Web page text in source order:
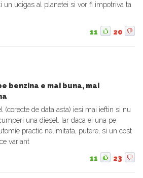
un ucigas al planetei si vor fi impotriva ta
11 20
benzina e mai buna, mai
(corecte de data asta) iesi mai ieftin si nu
una diesel. Iar daca ei una pe
practic nelimitata, putere, si un cost
variant
11 23